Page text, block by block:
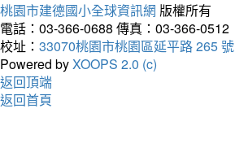
桃園市建德國小全球資訊網 版權所有
電話：03-366-0688 傳真：03-366-0512
校址： 33070桃園市桃園區延平路 265 號
Powered byXOOPS 2.0 (c)
返回頂端
返回首頁